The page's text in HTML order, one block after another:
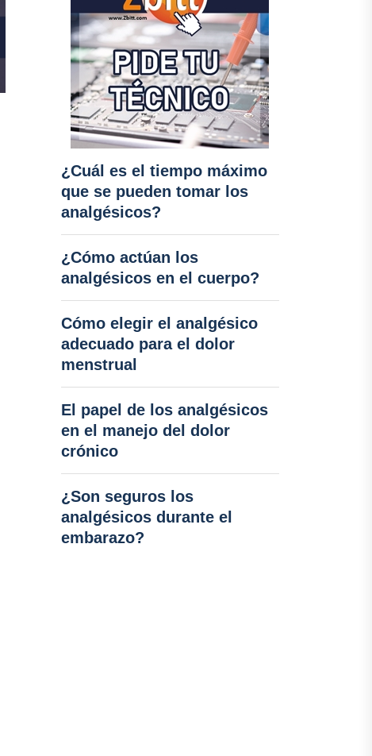
¿Cuál es el tiempo máximo
que se pueden tomar los
analgésicos?
¿Cómo actúan los
analgésicos en el cuerpo?
Cómo elegir el analgésico
adecuado para el dolor
menstrual
El papel de los analgésicos
en el manejo del dolor
crónico
¿Son seguros los
analgésicos durante el
embarazo?